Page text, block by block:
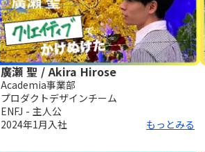
廣瀬 聖 / Akira Hirose
Academia事業部
プロダクトデザインチーム
ENFJ - 主人公
2024年1月入社 もっとみる